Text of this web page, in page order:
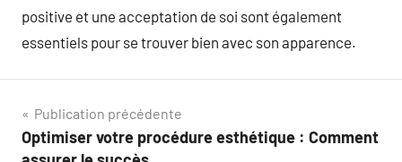
positive et une acceptation de soi sont également
essentiels pour se trouver bien avec son apparence.
Navigation
de
Publication précédente
Optimiser votre procédure esthétique : Comment